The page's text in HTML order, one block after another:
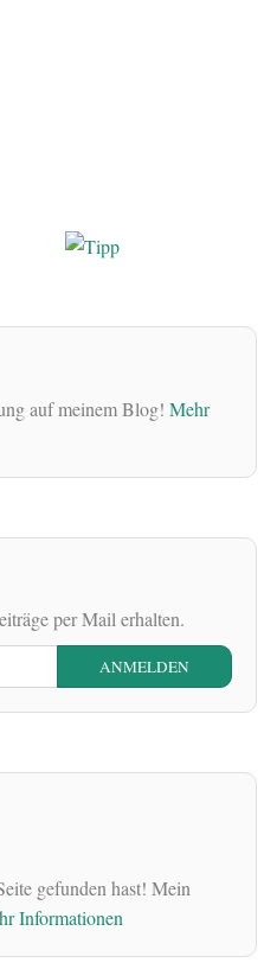
auf meinem Blog! Mehr
per Mail erhalten.
gefunden hast! Mein
Informationen